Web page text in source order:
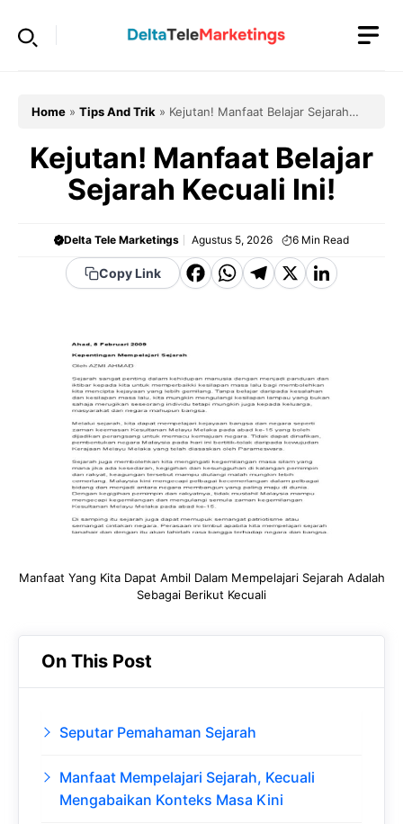
Home » Tips And Trik » Kejutan! Manfaat Belajar Sejarah
Kejutan! Manfaat Belajar
Sejarah Kecuali Ini!
Delta Tele Marketings Agustus 5, 2026 6 Min Read
Copy Link
F
e
b
o
o
k
W
s
A
p
p
T
r
a
m
X Li
d
In
Manfaat Yang Kita Dapat Ambil Dalam Mempelajari Sejarah Adalah
Sebagai Berikut Kecuali
On This Post
Seputar Pemahaman Sejarah
Manfaat Mempelajari Sejarah, Kecuali
Mengabaikan Konteks Masa Kini